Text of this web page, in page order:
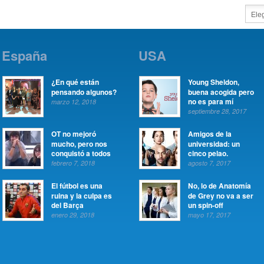
España
¿En qué están
pensando algunos?
marzo 12, 2018
OT no mejoró
mucho, pero nos
conquistó a todos
febrero 7, 2018
El fútbol es una
ruina y la culpa es
del Barça
enero 29, 2018
USA
Young Sheldon,
buena acogida pero
no es para mí
septiembre 28, 2017
Amigos de la
universidad: un
cinco pelao.
agosto 7, 2017
No, lo de Anatomía
de Grey no va a ser
un spin-off
mayo 17, 2017